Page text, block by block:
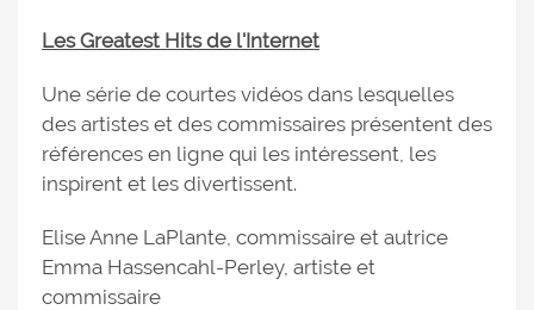
Les Greatest Hits de l'Internet
Une série de courtes vidéos dans lesquelles
des artistes et des commissaires présentent des
références en ligne qui les intéressent, les
inspirent et les divertissent.
Elise Anne LaPlante, commissaire et autrice
Emma Hassencahl-Perley, artiste et
commissaire